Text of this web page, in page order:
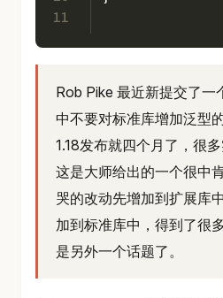
11
Rob Pike 最近新提交了一
中不要对标准库增加泛型
1.18发布就四个月了，很
这是大师给出的一个很中
哭的改动先增加到扩展库
加到标准库中，得到了很
是另外一个话题了。